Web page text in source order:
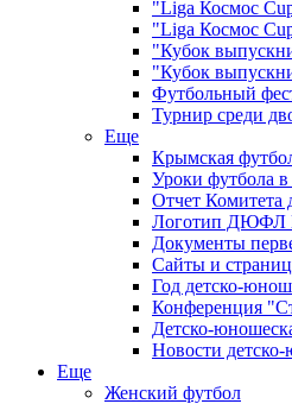
"Liga Космос
"Liga Космос
"Кубок
"Кубок
Футбольный
Турнир среди
Еще
Крымская
Уроки футбола
Отчет Комитета
Логотип ДЮФЛ
Документы
Сайты и
Год детско-
Конференция
Детско-
Новости
Еще
Женский футбол